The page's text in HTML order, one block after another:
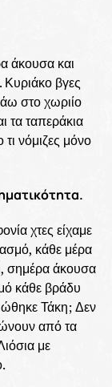
άκουσα και
βγες
στο χωριίο
τα ταπεράκια
νόμιζες μόνο
χτες είχαμε
κάθε μέρα
σημέρα άκουσα
κάθε βράδυ
Τάκη; Δεν
από τα
με